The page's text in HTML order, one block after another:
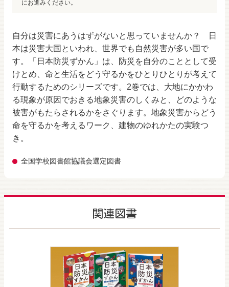
自分は災害にあうはずがないと思っていませんか？ 日
本は災害大国といわれ、世界でも自然災害が多い国で
す。「日本防災ずかん」は、防災を自分のこととして受
けとめ、命と生活をどう守るかをひとりひとりが考えて
行動するためのシリーズです。2巻では、大地にかかわ
る現象が原因でおきる地象災害のしくみと、どのような
被害がもたらされるかをさぐります。地象災害からどう
命を守るかを考えるワーク、建物のゆれかたの実験つ
き。
全国学校図書館協議会選定図書
にお進みください。
関連図書